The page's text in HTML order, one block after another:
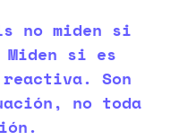
no miden si
Miden si es
Son
no toda